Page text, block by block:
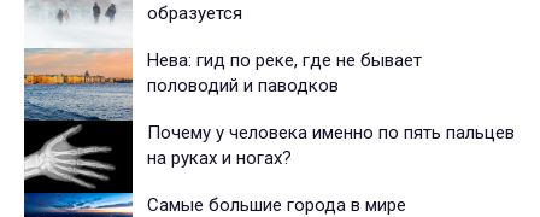
образуется
Нева: гид по реке, где не бывает
половодий и паводков
Почему у человека именно по пять пальцев
на руках и ногах?
Самые большие города в мире